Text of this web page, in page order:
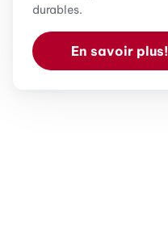
durables.
En savoir plus!